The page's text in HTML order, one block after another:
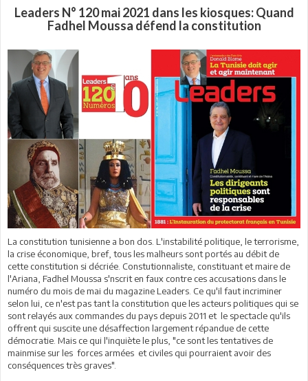
Leaders N° 120 mai 2021 dans les kiosques: Quand
Fadhel Moussa défend la constitution
La constitution tunisienne a bon dos. L'instabilité politique, le terrorisme,
la crise économique, bref, tous les malheurs sont portés au débit de
cette constitution si décriée. Constutionnaliste, constituant et maire de
l'Ariana, Fadhel Moussa s'nscrit en faux contre ces accusations dans le
numéro du mois de mai du magazine Leaders. Ce qu'il faut incriminer
selon lui, ce n'est pas tant la constitution que les acteurs politiques qui se
sont relayés aux commandes du pays depuis 2011 et le spectacle qu'ils
offrent qui suscite une désaffection largement répandue de cette
démocratie. Mais ce qui l'inquiète le plus, "ce sont les tentatives de
mainmise sur les forces armées et civiles qui pourraient avoir des
conséquences très graves".